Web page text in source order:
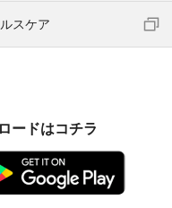
スケア
ードはコチラ